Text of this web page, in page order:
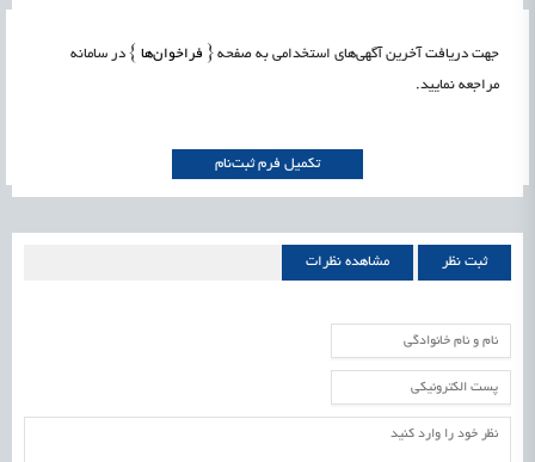
جهت دریافت آخرین آگهی‌های استخدامی به صفحه { فراخوان‌ها } در سامانه
مراجعه نمایید.
ثبت نظر مشاهده نظرات